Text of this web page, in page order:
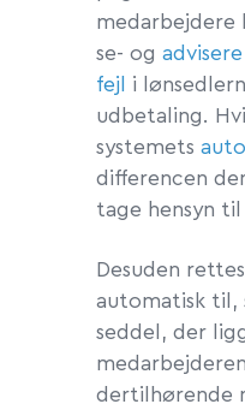
medarbejdere
se- og
fejl
i
udbetaling.
systemets
differencen
tage hensyn
Desuden
automatisk til,
seddel, der
dertilhørende